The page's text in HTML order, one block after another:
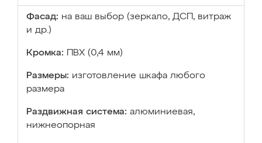
Фасад: на ваш выбор (зеркало, ДСП, витраж
и др.)
Кромка: ПВХ (0,4 мм)
Размеры: изготовление шкафа любого
размера
Раздвижная система: алюминиевая,
нижнеопорная